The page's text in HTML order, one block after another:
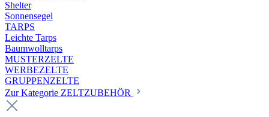
Shelter
Sonnensegel
TARPS
Leichte Tarps
Baumwolltarps
MUSTERZELTE
WERBEZELTE
GRUPPENZELTE
Zur Kategorie ZELTZUBEHÖR